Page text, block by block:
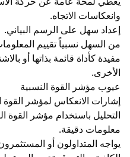
وانعكاسات الاتجاه.
إعداد سهل على الرسم البياني.
من السهل نسبياً تقييم
مفيدة كأداة قائمة بذاتها أو
الأخرى.
عيوب مؤشر القوة النسبية
إشارات الانعكاس لمؤشر القوة
التحليل باستخدام مؤشر القوة
معلومات دقيقة.
يواجه المتداولون أو